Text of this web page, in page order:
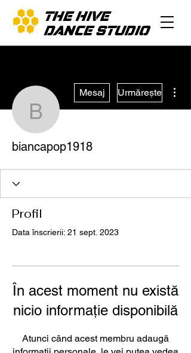
THE HIVE
DANCE STUDIO
biancapop1918
Mesaj Urmărește
biancapop1918
Profil
Data înscrierii: 21 sept. 2023
În acest moment nu există
nicio informație disponibilă
Atunci când acest membru adaugă